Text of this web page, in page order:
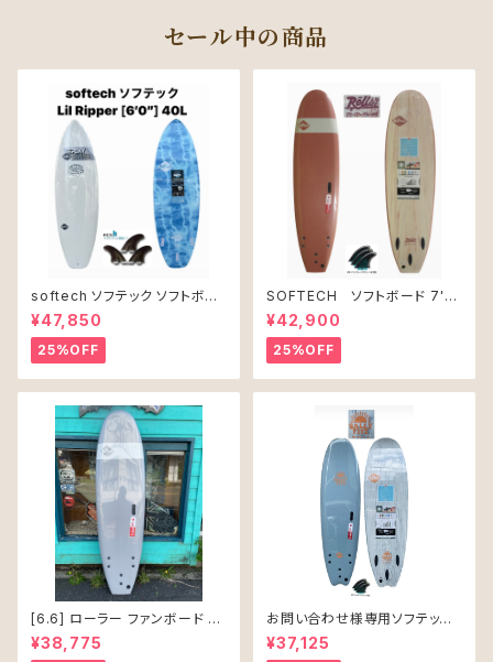
セール中の商品
softech ソフテック ソフトボー
ド Lil Ripper リル リッパー
[6’0”] 40L
¥47,850
25%OFF
SOFTECH ソフトボード 7'0"
ROLLER CLAY
¥42,900
25%OFF
[6.6] ローラー ファンボード ソ
フテック
¥38,775
お問い合わせ様専用ソフテック
SALLY シャリー 6’6 ソフトボー
ド 61L
¥37,125